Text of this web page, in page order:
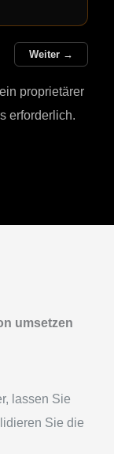
Weiter →
proprietärer
erforderlich.
umsetzen
lassen Sie
Sie die